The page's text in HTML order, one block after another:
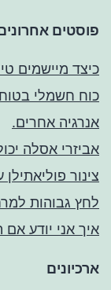
פוסטים
כיצד מיישמים
כוח חשמלי
אנרגיה אחרים.
אביזרי אסלה
צינור
לחץ גבוהות
איך אני יודע
ארכיונים